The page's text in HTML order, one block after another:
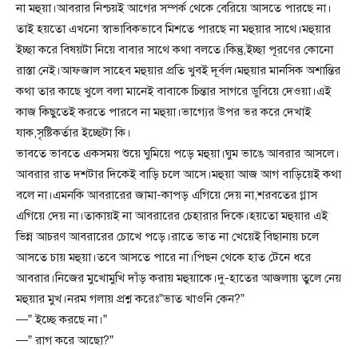
না মহুয়া।আবরার নিশ্চয়ই আগের সম্পর্ক থেকে বেরিয়ে আসতে পারছে না।
তাই হয়তো এখনো স্বাভাবিকভাবে মিশতে পারছে না মহুয়ার সাথে।মহুয়ার
ইচ্ছা করে বিষয়টা নিয়ে বাবার সাথে কথা বলতে।কিন্তু,ইচ্ছা পূরণের কোনো
রাস্তা নেই।আফজাল সাহেব মহুয়ার প্রতি খুবই দূর্বল।মহুয়ার মানসিক অশান্তির
কথা তার কাছে খুলে বলা মানেই বাবাকে চিন্তার সাগরে ডুবিয়ে দেওয়া।এই
কাজ কিছুতেই করতে পারবে না মহুয়া।ভাগ্যের উপর ভর করে দেখাই
যাক,সৃষ্টিকর্তার ইচ্ছেটা কি।
ভাবতে ভাবতে একসময় শুয়ে ঘুমিয়ে পড়ে মহুয়া।ঘুম ভাঙে আবরার আসলে।
আবরার রাত দশটার দিকেই বাড়ি চলে আসে।মহুয়া আজ আগ বাড়িয়েই কথা
বলে না।এমনকি আবরারের জামা-কাপড় এগিয়ে দেয় না,শরবতের গ্লাস
এগিয়ে দেয় না।তাকায়ই না আবরারের চেহারার দিকে।হয়তো মহুয়ার এই
ভিন্ন আচরণ আবরারের চোখে পড়ে।রাতে ভাত না খেয়েই বিছানায় চলে
আসতে চায় মহুয়া।তবে আসতে পারে না।পিছন থেকে হাত টেনে ধরে
আবরার।নিজের মুখোমুখি দাঁড় করায় মহুয়াকে।দু-হাতের আজলায় তুলে নেয়
মহুয়ার মুখ।নরম গলায় প্রশ্ন করেঃ”ভাত খাওনি কেন?”
—” ইচ্ছে করছে না।”
—” রাগ করে আছো?”